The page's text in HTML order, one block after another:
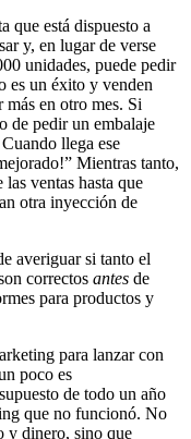
que está dispuesto a
y, en lugar de verse
unidades, puede pedir
es un éxito y venden
más en otro mes. Si
de pedir un embalaje
llega ese
Mientras tanto,
ventas hasta que
otra inyección de
averiguar si tanto el
correctos antes de
para productos y
para lanzar con
poco es
de todo un año
que no funcionó. No
y dinero, sino que